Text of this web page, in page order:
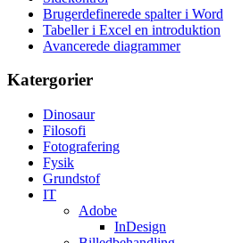
Brugerdefinerede spalter i Word
Tabeller i Excel en introduktion
Avancerede diagrammer
Katergorier
Dinosaur
Filosofi
Fotografering
Fysik
Grundstof
IT
Adobe
InDesign